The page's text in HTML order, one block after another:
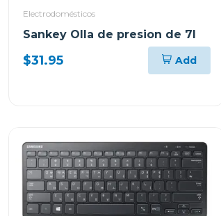
Electrodomésticos
Sankey Olla de presion de 7l
$31.95 Add